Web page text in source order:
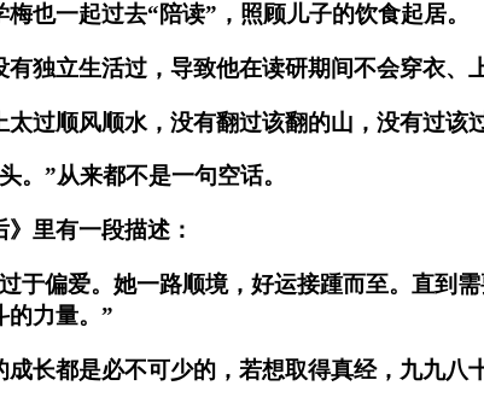
也一起过去“陪读”，照顾儿子的饮食起居。
有独立生活过，导致他在读研期间不会穿衣
过顺风顺水，没有翻过该翻的山，没有过该
。”从来都不是一句空话。
里有一段描述：
于偏爱。她一路顺境，好运接踵而至。直到
的力量。”
长都是必不可少的，若想取得真经，九九八